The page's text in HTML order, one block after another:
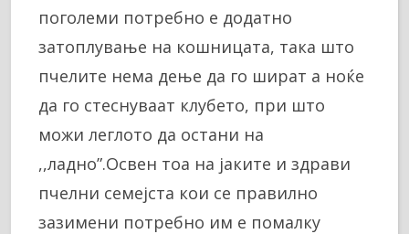
поголеми потребно е додатно
затоплување на кошницата, така што
пчелите нема дење да го шират а ноќе
да го стеснуваат клубето, при што
можи леглото да остани на
,,ладно”.Освен тоа на јаките и здрави
пчелни семејста кои се правилно
зазимени потребно им е помалку